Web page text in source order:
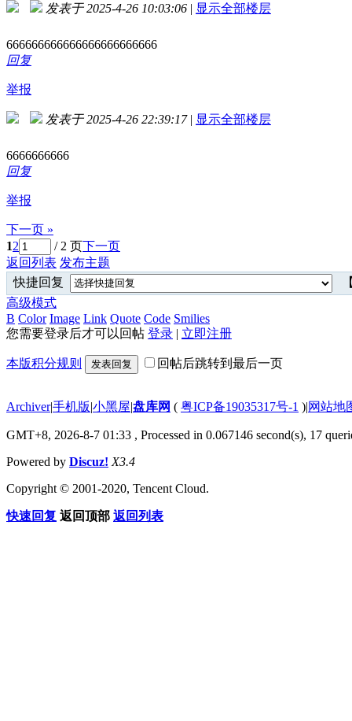
发表于 2025-4-26 10:03:06 | 显示全部楼层
666666666666666666666666
回复
举报
发表于 2025-4-26 22:39:17 | 显示全部楼层
6666666666
回复
举报
下一页 »
12 / 2 页下一页
返回列表 发布主题
快捷回复
高级模式
B Color Image Link Quote Code Smilies
您需要登录后才可以回帖 登录 | 立即注册
本版积分规则 发表回复 回帖后跳转到最后一页
Archiver|手机版|小黑屋|盘库网 ( 粤ICP备19035317号-1 )|网站地
GMT+8, 2026-8-7 01:33 , Processed in 0.067146 second(s), 17
Powered by Discuz! X3.4
Copyright © 2001-2020, Tencent Cloud.
快速回复 返回顶部 返回列表